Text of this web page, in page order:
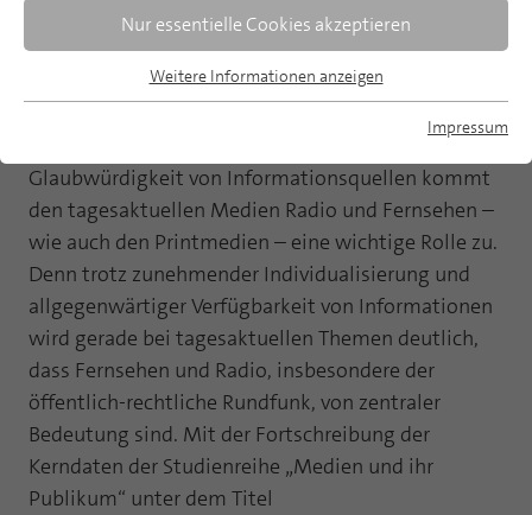
Ergebnisse aus der Studienreihe "Medien
und ihr Publikum" (MiP)
In der anhaltenden politischen Diskussion um
Glaubwürdigkeit von Informationsquellen kommt
den tagesaktuellen Medien Radio und Fernsehen –
wie auch den Printmedien – eine wichtige Rolle zu.
Denn trotz zunehmender Individualisierung und
allgegenwärtiger Verfügbarkeit von Informationen
wird gerade bei tagesaktuellen Themen deutlich,
dass Fernsehen und Radio, insbesondere der
öffentlich-rechtliche Rundfunk, von zentraler
Bedeutung sind. Mit der Fortschreibung der
Kerndaten der Studienreihe „Medien und ihr
Publikum“ unter dem Titel
Nur essentielle Cookies akzeptieren
Essentielle Cookies werden für grundlegende Funktionen der
Webseite einwandfrei funktioniert.
Name fe_typo_user
Anbieter TYPO3
Laufzeit
Zweck
Dieses Cookie ist ein Standard-Session-
Cookie von TYPO3. Es speichert im Falle
eines Benutzer-Logins die Session ID
mithilfe derer der eingeloggte User
wiedererkannt wird, um ihm Zugang zu
geschützten Bereichen zu gewähren.
Cookie-Informationen anzeigen
Statistik und Performance mit AT INTERNET
CROSS-DEVICE ANALYTICS LÖSUNG
Name atidvisitor
Anbieter AT INTERNET
Laufzeit 1 Jahr
Cookie-Informationen anzeigen
Weitere Informationen anzeigen
Impressum